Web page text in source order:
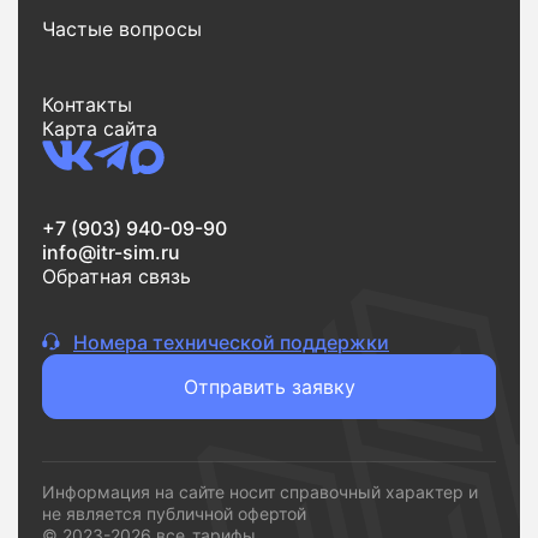
варианты.
времени. Весь процесс от поиска до заявки
занимает всего несколько минут. Вы выбираете
тариф, оставляете заявку и переходите к
подключению без лишних шагов.
сложностей,vsetarifi.ru
инструмент, который помогает быстро принять
решение и подключиться к подходящему
Частые вопросы
Контакты
Карта сайта
+7 (903) 940-09-90
info@itr-sim.ru
Обратная связь
Номера технической поддержки
Отправить заявку
Информация на сайте носит справочный характер и
не является публичной офертой